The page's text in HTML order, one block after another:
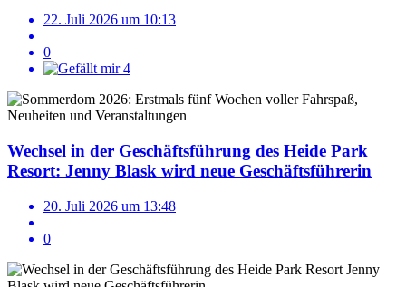
22. Juli 2026 um 10:13
0
4
Wechsel in der Geschäftsführung des Heide Park
Resort: Jenny Blask wird neue Geschäftsführerin
20. Juli 2026 um 13:48
0